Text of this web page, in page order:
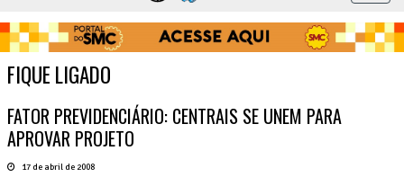
FIQUE LIGADO
FATOR PREVIDENCIÁRIO: CENTRAIS SE UNEM PARA
APROVAR PROJETO
17 de abril de 2008